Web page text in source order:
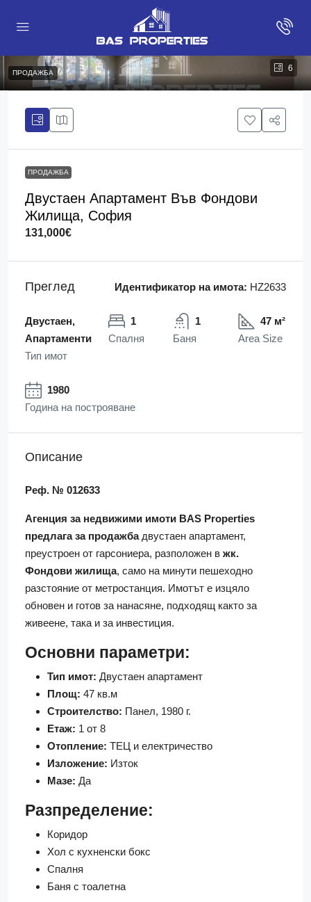
6
ПРОДАЖБА
ПРОДАЖБА
Двустаен Апартамент Във Фондови
Жилища, София
131,000€
Преглед Идентификатор на имота: HZ2633
Двустаен,
Апартаменти
Тип имот
1
Спалня
1
Баня
47 м²
Area Size
1980
Година на построяване
Описание
Реф. № 012633
Агенция за недвижими имоти BAS Properties
предлага за продажба двустаен апартамент,
преустроен от гарсониера, разположен в жк.
Фондови жилища, само на минути пешеходно
разстояние от метростанция. Имотът е изцяло
обновен и готов за нанасяне, подходящ както за
живеене, така и за инвестиция.
Основни параметри:
Тип имот: Двустаен апартамент
Площ: 47 кв.м
Строителство: Панел, 1980 г.
Етаж: 1 от 8
Отопление: ТЕЦ и електричество
Изложение: Изток
Мазе: Да
Разпределение:
Коридор
Хол с кухненски бокс
Спалня
Баня с тоалетна